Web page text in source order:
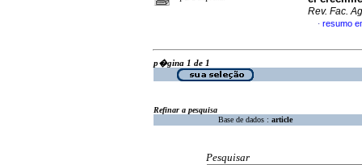
Rev. Fac.
· resumo
p�gina 1 de 1
Refinar a pesquisa
Base de dados : article
Pesquisar